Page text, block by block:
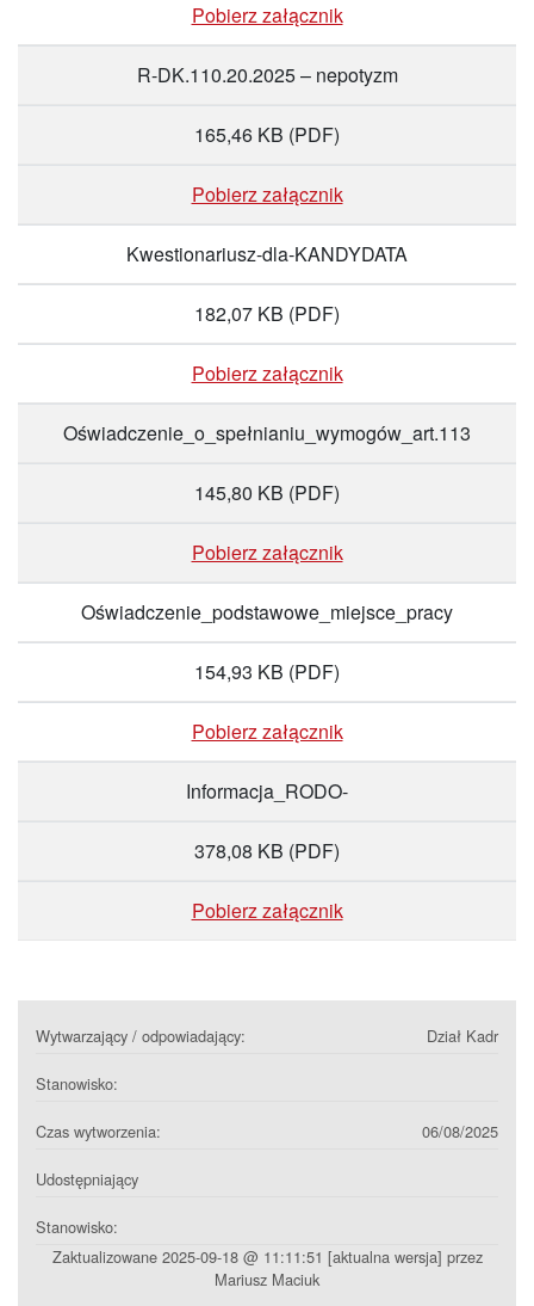
Pobierz załącznik
R-DK.110.20.2025 – nepotyzm
165,46 KB (PDF)
Pobierz załącznik
Kwestionariusz-dla-KANDYDATA
182,07 KB (PDF)
Pobierz załącznik
Oświadczenie_o_spełnianiu_wymogów_art.113
145,80 KB (PDF)
Pobierz załącznik
Oświadczenie_podstawowe_miejsce_pracy
154,93 KB (PDF)
Pobierz załącznik
Informacja_RODO-
378,08 KB (PDF)
Pobierz załącznik
Wytwarzający / odpowiadający: Dział Kadr
Stanowisko:
Czas wytworzenia: 06/08/2025
Udostępniający
Stanowisko:
Zaktualizowane 2025-09-18 @ 11:11:51 [aktualna wersja] przez
Mariusz Maciuk